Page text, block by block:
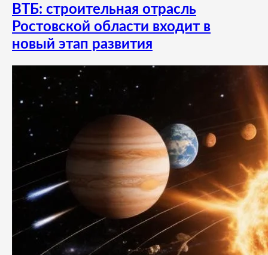
ВТБ: строительная отрасль
Ростовской области входит в
новый этап развития